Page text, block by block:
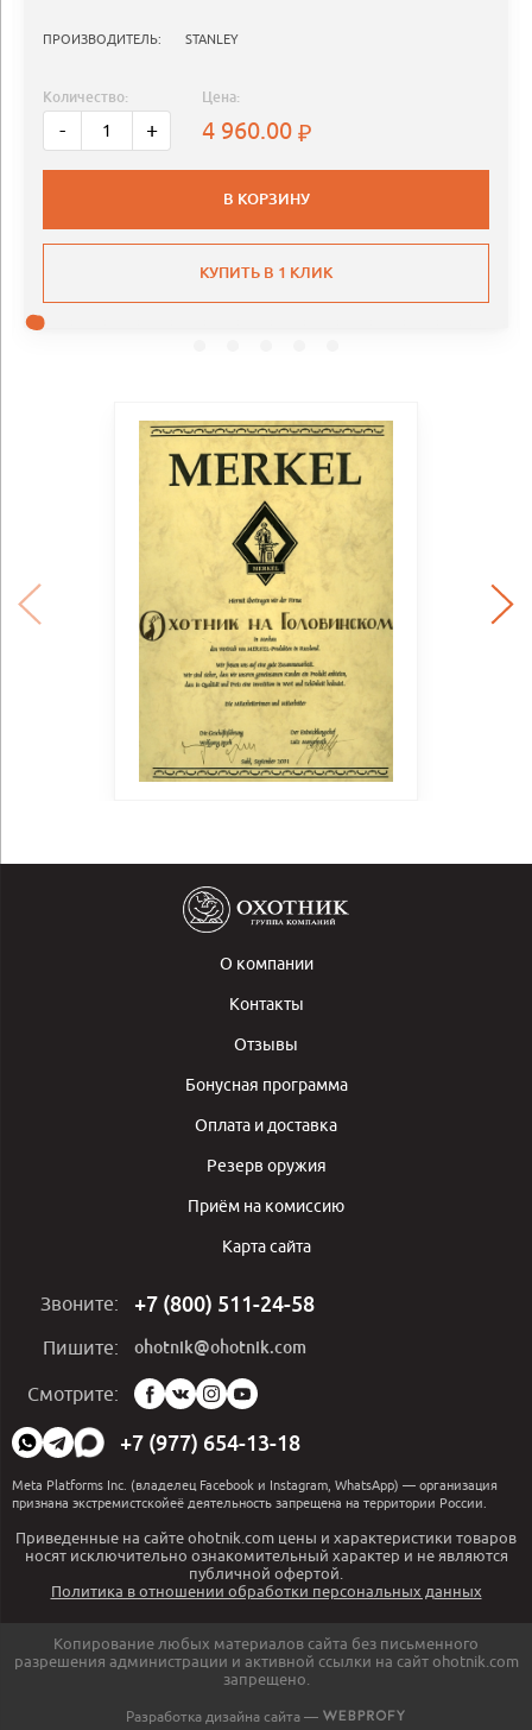
ПРОИЗВОДИТЕЛЬ: STANLEY
Количество:
- +
Цена:
4 960.00
В КОРЗИНУ
КУПИТЬ В 1 КЛИК
О компании
Контакты
Отзывы
Бонусная программа
Оплата и доставка
Резерв оружия
Приём на комиссию
Карта сайта
Звоните: +7 (800) 511-24-58
Пишите: ohotnik@ohotnik.com
Смотрите:
Мы
в
социальных
сетях:
+7 (977) 654-13-18
Meta Platforms Inc. (владелец Facebook и Instagram, WhatsApp) — организация
признана экстремистскойеё деятельность запрещена на территории России.
Приведенные на сайте ohotnik.com цены и характеристики товаров
носят исключительно ознакомительный характер и не являются
публичной офертой.
Политика в отношении обработки персональных данных
Копирование любых материалов сайта без письменного
разрешения администрации и активной ссылки на сайт ohotnik.com
запрещено.
Разработка дизайна сайта —